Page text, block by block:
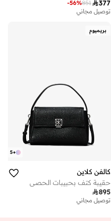
377
851
-56%
توصيل مجاني
بريميوم
+
5
كالفن كلاين
حقيبة كتف بحبيبات الحصى
895
توصيل مجاني